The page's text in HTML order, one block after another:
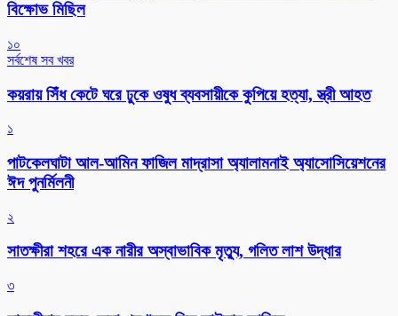
বিক্ষোভ মিছিল
১০
সর্বশেষ সব খবর
কয়রায় সিঁধ কেটে ঘরে ঢুকে ওষুধ ব্যবসায়ীকে কুপিয়ে হত্যা, স্ত্রী আহত
১
পাটকেলঘাটা আল-আমিন ফাজিল মাদ্রাসা অ্যালামনাই অ্যাসোসিয়েশনের
ঈদ পুনর্মিলনী
২
সাতক্ষীরা শহরে এক নারীর অস্বাভাবিক মৃত্যু, গলিত লাশ উদ্ধার
৩